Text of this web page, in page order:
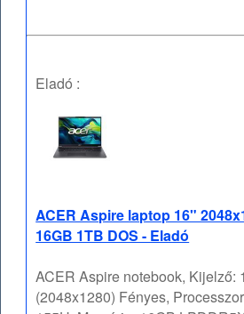
Eladó :
ACER Aspire laptop 16"
16GB 1TB DOS - Eladó
ACER Aspire notebook, Kijelző:
(2048x1280) Fényes,